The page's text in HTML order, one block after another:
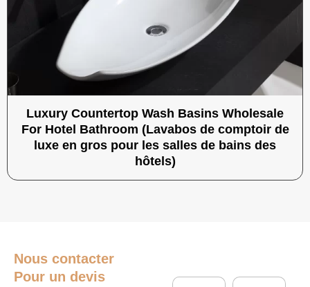
Luxury Countertop Wash Basins Wholesale
For Hotel Bathroom (Lavabos de comptoir de
luxe en gros pour les salles de bains des
hôtels)
Nous contacter
Pour un devis
N
E